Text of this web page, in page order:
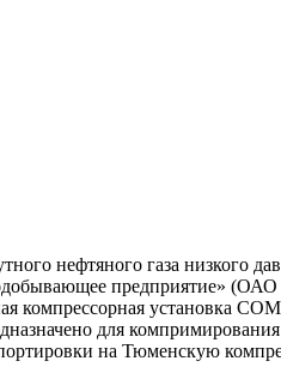
нефтяного газа низкого
предприятие»
компрессорная установка
для
на Тюменскую